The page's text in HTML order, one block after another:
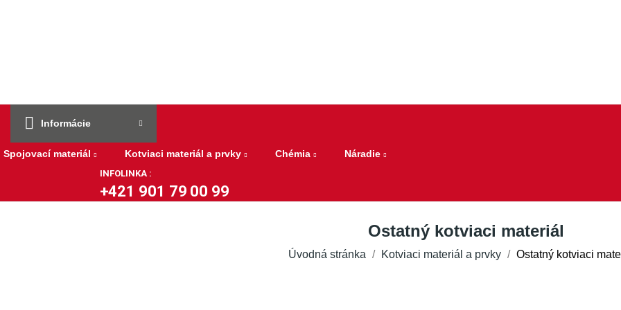
Informácie
Spojovací materiál Kotviaci materiál a prvky Chémia Náradie
INFOLINKA :
+421 901 79 00 99
Ostatný kotviaci materiál
Úvodná stránka Kotviaci materiál a prvky Ostatný kotviaci